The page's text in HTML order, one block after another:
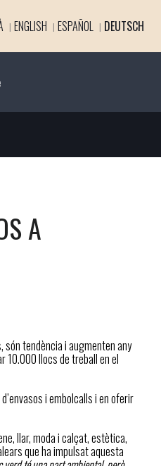
ENGLISH ESPAÑOL DEUTSCH
A
són tendència i augmenten any
10.000 llocs de treball en el
i embolcalls i en oferir
llar, moda i calçat, estètica,
que ha impulsat aquesta